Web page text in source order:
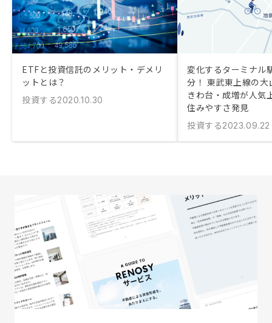
ETFと投資信託のメリット・デメリ
ットとは？
投資する2020.10.30
変化するターミナル
分！ 東武東上線の
きわ台・成増が人気
住みやすさ発見
投資する2023.09.22